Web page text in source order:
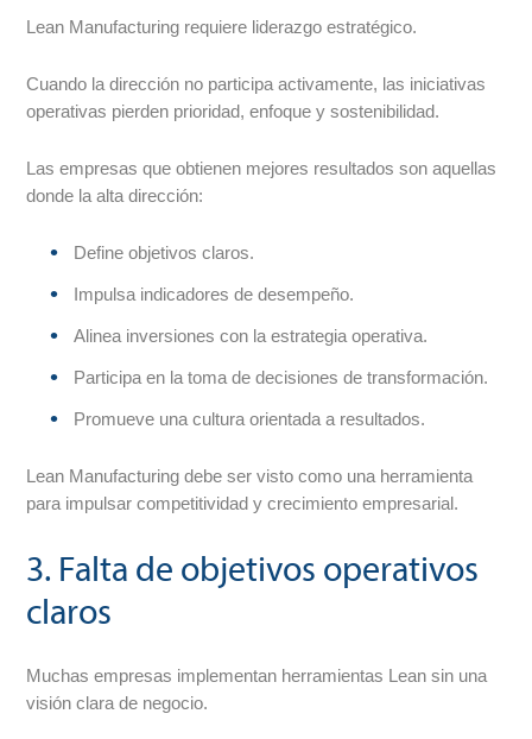
Lean Manufacturing requiere liderazgo estratégico.
Cuando la dirección no participa activamente, las iniciativas
operativas pierden prioridad, enfoque y sostenibilidad.
Las empresas que obtienen mejores resultados son aquellas
donde la alta dirección:
Define objetivos claros.
Impulsa indicadores de desempeño.
Alinea inversiones con la estrategia operativa.
Participa en la toma de decisiones de transformación.
Promueve una cultura orientada a resultados.
Lean Manufacturing debe ser visto como una herramienta
para impulsar competitividad y crecimiento empresarial.
3. Falta de objetivos operativos
claros
Muchas empresas implementan herramientas Lean sin una
visión clara de negocio.